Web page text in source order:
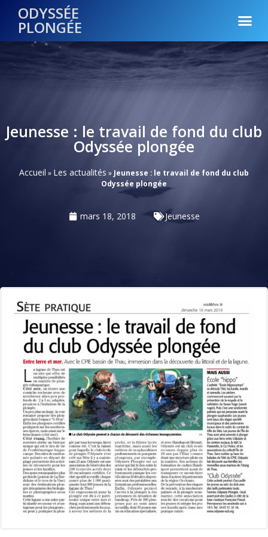
ODYSSÉE
PLONGÉE
Jeunesse : le travail de fond du club
Odyssée plongée
Accueil » Les actualités » Jeunesse : le travail de fond du club
Odyssée plongée
mars 18, 2018 Jeunesse